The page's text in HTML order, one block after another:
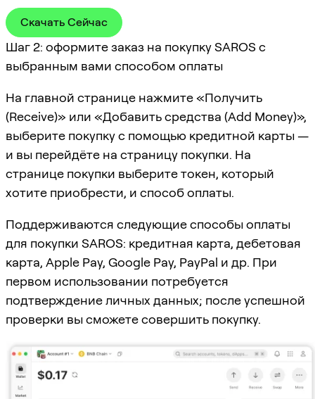
Скачать Сейчас
Шаг 2: оформите заказ на покупку SAROS с
выбранным вами способом оплаты
На главной странице нажмите «Получить
(Receive)» или «Добавить средства (Add Money)»,
выберите покупку с помощью кредитной карты —
и вы перейдёте на страницу покупки. На
странице покупки выберите токен, который
хотите приобрести, и способ оплаты.
Поддерживаются следующие способы оплаты
для покупки SAROS: кредитная карта, дебетовая
карта, Apple Pay, Google Pay, PayPal и др. При
первом использовании потребуется
подтверждение личных данных; после успешной
проверки вы сможете совершить покупку.